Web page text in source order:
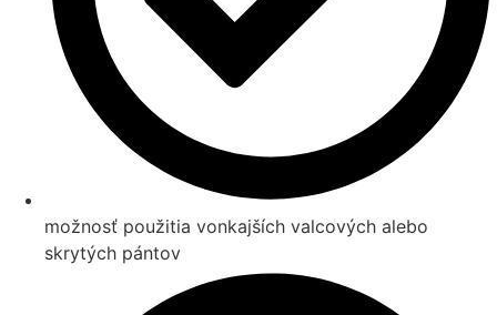
možnosť použitia vonkajších valcových alebo
skrytých pántov